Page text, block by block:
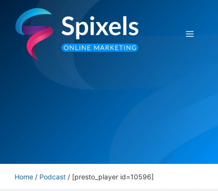
naar
inhoud
Menu
Home / Podcast / [presto_player id=10596]